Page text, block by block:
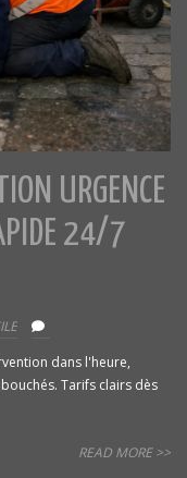
URGENCE
24/7
dans l'heure,
Tarifs clairs dès
READ MORE >>